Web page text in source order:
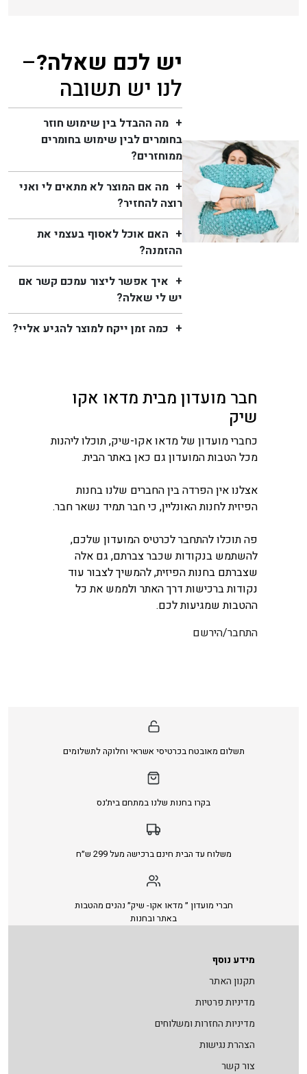
יש לכם שאלה?–
לנו יש תשובה
מה ההבדל בין שימוש חוזר
בחומרים לבין שימוש בחומרים
ממוחזרים?
מה אם המוצר לא מתאים לי ואני
רוצה להחזיר?
האם אוכל לאסוף בעצמי את
ההזמנה?
איך אפשר ליצור עמכם קשר אם
יש לי שאלה?
כמה זמן ייקח למוצר להגיע אליי?
חבר מועדון מבית מדאו אקו
שיק
כחברי מועדון של מדאו אקו-שיק, תוכלו ליהנות
מכל הטבות המועדון גם כאן באתר הבית.
אצלנו אין הפרדה בין החברים שלנו בחנות
הפיזית לחנות האונליין, כי חבר תמיד נשאר חבר.
פה תוכלו להתחבר לכרטיס המועדון שלכם,
להשתמש בנקודות שכבר צברתם, גם אלה
שצברתם בחנות הפיזית, להמשיך לצבור עוד
נקודות ברכישות דרך האתר ולממש את כל
ההטבות שמגיעות לכם.
התחבר/הירשם
תשלום מאובטח בכרטיסי אשראי וחלוקה לתשלומים
בקרו בחנות שלנו במתחם בית׳נס
משלוח עד הבית חינם ברכישה מעל 299 ש״ח
חברי מועדון ״ מדאו אקו- שיק״ נהנים מהטבות
באתר ובחנות
מידע נוסף
תקנון האתר
מדיניות פרטיות
מדיניות החזרות ומשלוחים
הצהרת נגישות
צור קשר